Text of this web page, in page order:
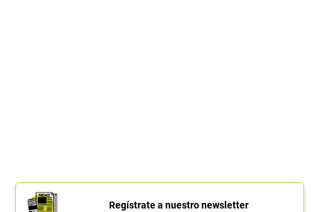
Regístrate a nuestro newsletter